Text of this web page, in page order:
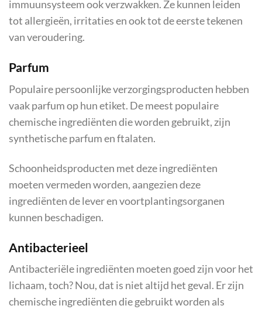
immuunsysteem ook verzwakken. Ze kunnen leiden
tot allergieën, irritaties en ook tot de eerste tekenen
van veroudering.
Parfum
Populaire persoonlijke verzorgingsproducten hebben
vaak parfum op hun etiket. De meest populaire
chemische ingrediënten die worden gebruikt, zijn
synthetische parfum en ftalaten.
Schoonheidsproducten met deze ingrediënten
moeten vermeden worden, aangezien deze
ingrediënten de lever en voortplantingsorganen
kunnen beschadigen.
Antibacterieel
Antibacteriële ingrediënten moeten goed zijn voor het
lichaam, toch? Nou, dat is niet altijd het geval. Er zijn
chemische ingrediënten die gebruikt worden als